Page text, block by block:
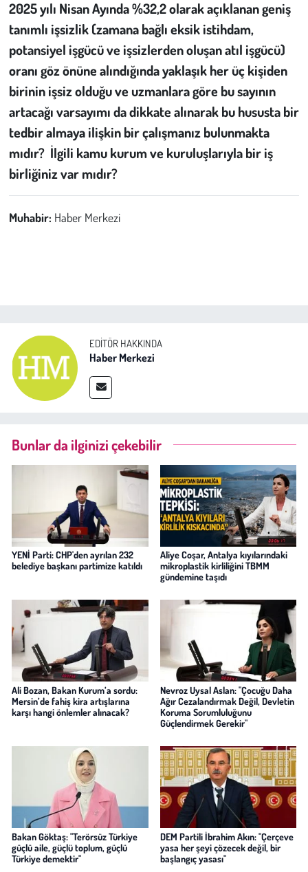
2025 yılı Nisan Ayında %32,2 olarak açıklanan geniş
tanımlı işsizlik (zamana bağlı eksik istihdam,
potansiyel işgücü ve işsizlerden oluşan atıl işgücü)
oranı göz önüne alındığında yaklaşık her üç kişiden
birinin işsiz olduğu ve uzmanlara göre bu sayının
artacağı varsayımı da dikkate alınarak bu hususta bir
tedbir almaya ilişkin bir çalışmanız bulunmakta
mıdır? İlgili kamu kurum ve kuruluşlarıyla bir iş
birliğiniz var mıdır?
Muhabir: Haber Merkezi
EDITÖR HAKKINDA
Haber Merkezi
Bunlar da ilginizi çekebilir
YENİ Parti: CHP'den ayrılan 232
belediye başkanı partimize katıldı
Aliye Coşar, Antalya kıyılarındaki
mikroplastik kirliliğini TBMM
gündemine taşıdı
Ali Bozan, Bakan Kurum’a sordu:
Mersin’de fahiş kira artışlarına
karşı hangi önlemler alınacak?
Nevroz Uysal Aslan: "Çocuğu Daha
Ağır Cezalandırmak Değil, Devletin
Koruma Sorumluluğunu
Güçlendirmek Gerekir"
Bakan Göktaş: "Terörsüz Türkiye
güçlü aile, güçlü toplum, güçlü
Türkiye demektir"
DEM Partili İbrahim Akın: "Çerçeve
yasa her şeyi çözecek değil, bir
başlangıç yasası"